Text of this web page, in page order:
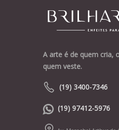
A arte é de quem cria,
quem veste.
(19) 3400-7346
(19) 97412-5976